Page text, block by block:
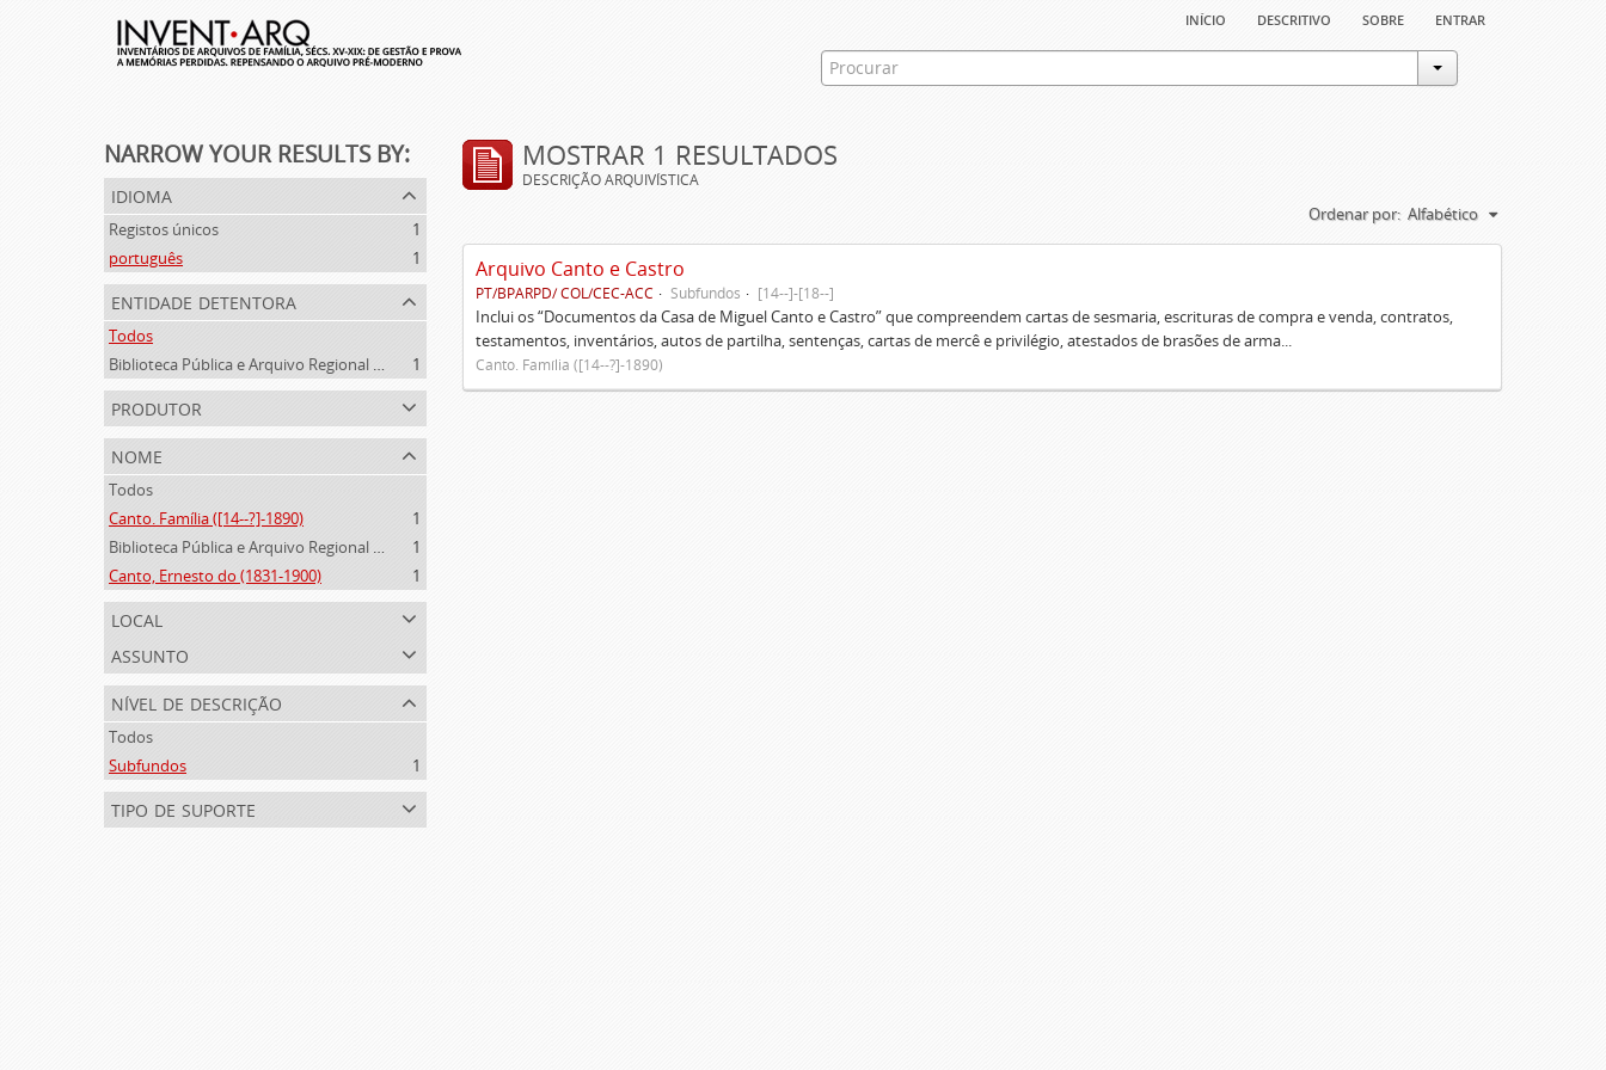
início descritivo sobre entrar
NARROW YOUR RESULTS BY:
idioma
Registos únicos
1
português
1
entidade detentora
Todos
Biblioteca Pública e Arquivo Regional de Ponta Delgada
1
produtor
nome
Todos
Canto. Família ([14--?]-1890)
1
Biblioteca Pública e Arquivo Regional de Ponta Delgada (1841- )
1
Canto, Ernesto do (1831-1900)
1
local
assunto
nível de descrição
Todos
Subfundos
1
tipo de suporte
MOSTRAR 1 RESULTADOS
DESCRIÇÃO ARQUIVÍSTICA
Ordenar por: Alfabético
Arquivo Canto e Castro
PT/BPARPD/ COL/CEC-ACC Subfundos [14--]-[18--]
Inclui os “Documentos da Casa de Miguel Canto e Castro” que compreendem cartas de sesmaria, escrituras de compra e venda, contratos,
testamentos, inventários, autos de partilha, sentenças, cartas de mercê e privilégio, atestados de brasões de arma...
Canto. Família ([14--?]-1890)